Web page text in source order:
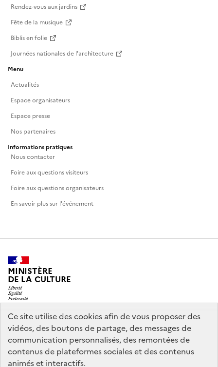
Ce site utilise des cookies afin de vous proposer des
vidéos, des boutons de partage, des messages de
communication personnalisés, des remontées de
contenus de plateformes sociales et des contenus
animés et interactifs.
Rendez-vous aux jardins
Fête de la musique
Biblis en folie
Journées nationales de l'architecture
Menu
Actualités
Espace organisateurs
Espace presse
Nos partenaires
Informations pratiques
Nous contacter
Foire aux questions visiteurs
Foire aux questions organisateurs
En savoir plus sur l'événement
MINISTÈRE
DE LA CULTURE
legifrance.gouv.fr
info.gouv.fr
service-public.gouv.fr
data.gouv.fr